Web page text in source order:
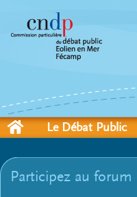
Le Débat Public
Participez au forum